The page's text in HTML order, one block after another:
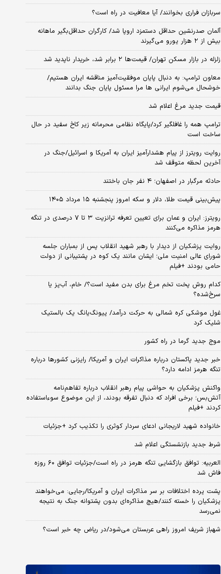
سربازان فراری بخوانند/ آیا معافیت در راه است؟
آلمان صدرنشین حداقل دستمزد اروپا شد/ کارگران حداقل‌بگیر ماهانه
بیش از ۲ هزار یورو می‌گیرند
زلزله در بازار مسکن تهران/ قیمت‌ها ۲ برابر شد، خریدار ناپدید شد
معاون ترامپ: به دنبال پایان موفقیت‌آمیز مناقشه ایران هستیم/
خوشحال می‌شوم ایرانی ها مرا مسئول پایان جنگ بدانند
قیمت جدید مرغ اعلام شد
ترامپ همه را غافلگیر کرد/پایگاه نظامی محرمانه زیر کاخ سفید در حال
ساخت است
روایت رویترز از پیام هشدارآمیز ایران به آمریکا و اسرائیل/جنگ در
آخرین لحظه متوقف شد
حادثه مرگبار در اصفهان؛ ۴ نفر جان باختند
پیش‌بینی قیمت طلا، دلار و سکه امروز پنجشنبه ۱۵ مرداد ۱۴۰۵
رویترز: ایران و عمان برای تعیین تعرفه ترانزیت ۳ تا ۷ درصدی در تنگه
هرمز مذاکره می‌کنند
روایت پزشکیان از دیدار با رهبر شهید انقلاب پس از بمباران جلسه
شورای عالی امنیت ملی؛ ایشان مانند یک کوه در پشتیبانی از دولت
حامی بودند +فیلم
کدام روش پخت تخم مرغ برای بدن مفید است؟/ خام، آب‌پز یا
سرخ‌شده؟
غول موشکی کره شمالی به حرکت درآمد/ پیونگ‌یانگ یک بالستیک
شلیک کرد
موج جدید گرما در راه کشور
خبر جدید پاکستان درباره مذاکرات ایران و آمریکا/ رایزنی کشورها درباره
تنگه هرمز ادامه دارد؟
واکنش پزشکیان به حواشی پیام رهبر انقلاب درباره تفاهم‌نامه
آتش‌بس؛ برخی افراد که دنبال تفرقه بودند، از این موضوع سوءاستفاده
کردند +فیلم
خانواده شهید لاریجانی ادعای سردار کوثری را تکذیب کرد +جزئیات
شرط جدید بازنشستگی اعلام شد
العربیه: توافق بازگشایی تنگه هرمز در راه است/جزئیات توافق ۶۰ روزه
فاش شد
پشت پرده اختلافات بر سر مذاکرات ایران و آمریکا/رجایی: می‌خواهند
پزشکیان را خسته کنند/هیچ مذاکره‌ای بدون پشتوانه جنگ به نتیجه
نمی‌رسد
شهباز شریف امروز راهی عربستان می‌شود/در ریاض چه خبر است؟